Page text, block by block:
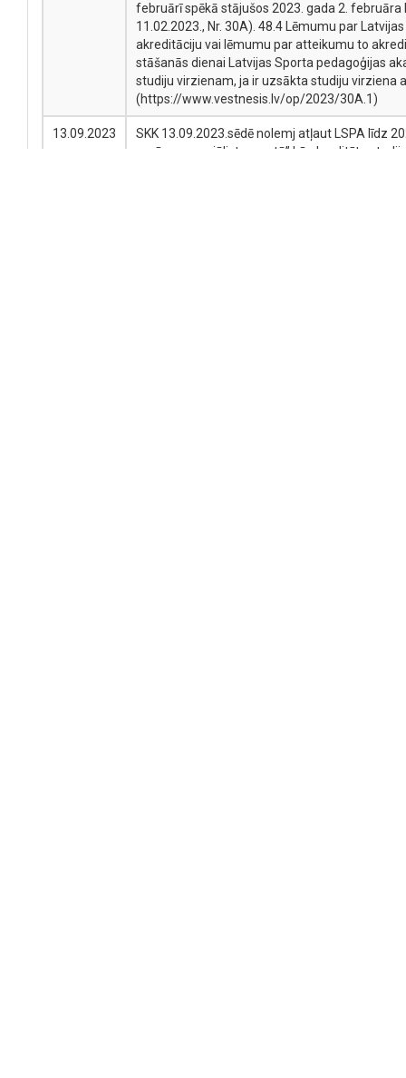
februārī spēkā stājušos 2023. gada 2.
11.02.2023., Nr. 30A). 48.4 Lēmumu par
akreditāciju vai lēmumu par atteikumu to
stāšanās dienai Latvijas Sporta pedagoģijas
studiju virzienam, ja ir uzsākta studiju virziena
(https://www.vestnesis.lv/op/2023/30A.1)
13.09.2023
SKK 13.09.2023.sēdē nolemj atļaut LSPA līdz
aprūpes speciālists sportā” kā akreditētu